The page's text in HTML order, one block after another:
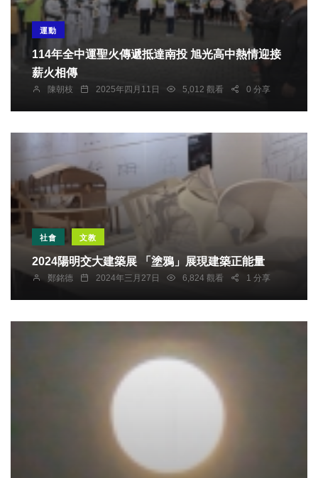
運動
114年全中運聖火傳遞抵達南投 旭光高中熱情迎接
薪火相傳
陳朝枝 2025年四月11日 5,012 觀看 0 分享
社會 文教
2024陽明交⼤建築展 「塗鴉」展現建築正能量
鄭銘德 2024年三月27日 6,824 觀看 1 分享